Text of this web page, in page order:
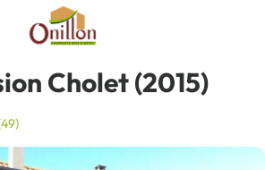
Cholet (2015)